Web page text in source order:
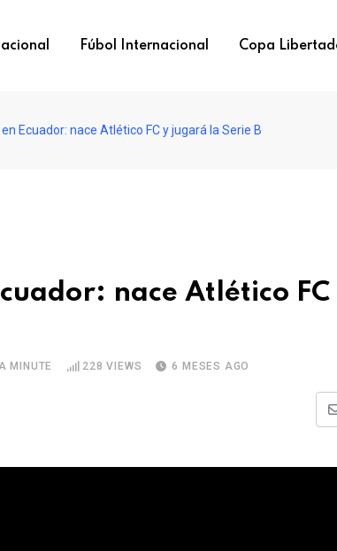
Fúbol Internacional Copa
Ecuador: nace Atlético FC y jugará la Serie B
nace Atlético FC
MINUTE 228 VIEWS 6 MESES AGO